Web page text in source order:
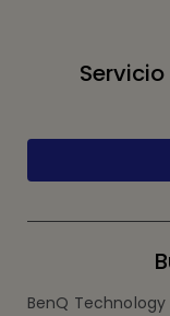
BenQ Technology